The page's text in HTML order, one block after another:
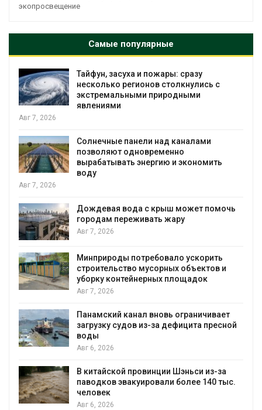
экопросвещение
Самые популярные
Тайфун, засуха и пожары: сразу
несколько регионов столкнулись с
экстремальными природными
явлениями
Авг 7, 2026
Солнечные панели над каналами
позволяют одновременно
вырабатывать энергию и экономить
воду
Авг 7, 2026
Дождевая вода с крыш может помочь
городам переживать жару
Авг 7, 2026
Минприроды потребовало ускорить
строительство мусорных объектов и
уборку контейнерных площадок
Авг 7, 2026
Панамский канал вновь ограничивает
загрузку судов из-за дефицита пресной
воды
Авг 6, 2026
В китайской провинции Шэньси из-за
паводков эвакуировали более 140 тыс.
человек
Авг 6, 2026